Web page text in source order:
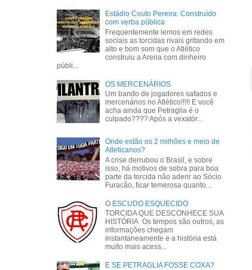
Estádio Couto Pereira: Construído
com verba pública
Frequentemente lemos em redes
sociais as torcidas rivais gritando em
alto e bom som que o Atlético
construiu a Arena com dinheiro
públi...
OS MERCENÁRIOS
Um bando de jogadores safados e
mercenários no Atlético!!!!! E você
acha ainda que Petraglia é o
culpado???? Após a vexatór...
Onde estão os 2 milhões e meio de
Atleticanos?
A crise derrubou o Brasil, e sobre
isso, há motivos de sobra para boa
parte da torcida não aderir ao Sócio
Furacão, ficar temerosa quanto...
O ESCUDO ESQUECIDO
TORCIDA QUE DESCONHECE SUA
HISTÓRIA Os tempos são outros, as
informações chegam
instantaneamente e a história está
muito mais acess...
E SE PETRAGLIA FOSSE COXA?